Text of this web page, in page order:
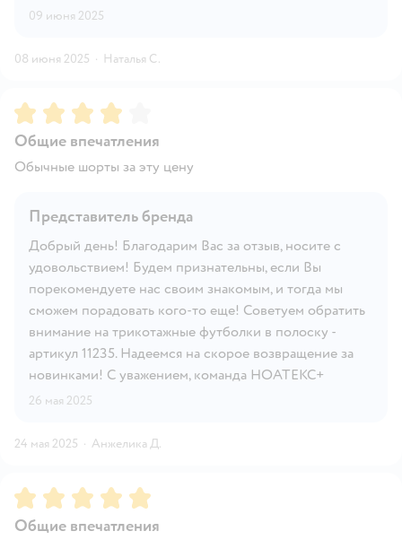
09 июня 2025
08 июня 2025 · Наталья С.
Рейтинг:4
Общие впечатления
Обычные шорты за эту цену
Представитель бренда
Добрый день! Благодарим Вас за отзыв, носите с
удовольствием! Будем признательны, если Вы
порекомендуете нас своим знакомым, и тогда мы
сможем порадовать кого-то еще! Советуем обратить
внимание на трикотажные футболки в полоску -
артикул 11235. Надеемся на скорое возвращение за
новинками! С уважением, команда НОАТЕКС+
26 мая 2025
24 мая 2025 · Анжелика Д.
Рейтинг:5
Общие впечатления